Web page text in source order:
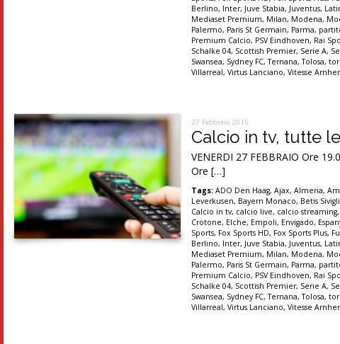
Berlino, Inter, Juve Stabia, Juventus,
Mediaset Premium, Milan, Modena,
Palermo, Paris St Germain, Parma,
Premium Calcio, PSV Eindhoven, Rai
Schalke 04, Scottish Premier, Serie A,
Swansea, Sydney FC,Ternana,Tolosa,
Villarreal,Virtus Lanciano,Vitesse
27 Febbraio 2015
Calcio in tv, tutte
VENERDI 27 FEBBRAIO Ore
Ore […]
Tags: ADO Den Haag,Ajax,Almeria,
Leverkusen, Bayern Monaco, Betis
Calcio in tv, calcio live, calcio streaming,
Crotone, Elche, Empoli, Envigado,
Sports, Fox Sports HD, Fox Sports Plus,
Berlino, Inter, Juve Stabia, Juventus,
Mediaset Premium, Milan, Modena,
Palermo, Paris St Germain, Parma,
Premium Calcio, PSV Eindhoven, Rai
Schalke 04, Scottish Premier, Serie A,
Swansea, Sydney FC,Ternana,Tolosa,
Villarreal,Virtus Lanciano,Vitesse